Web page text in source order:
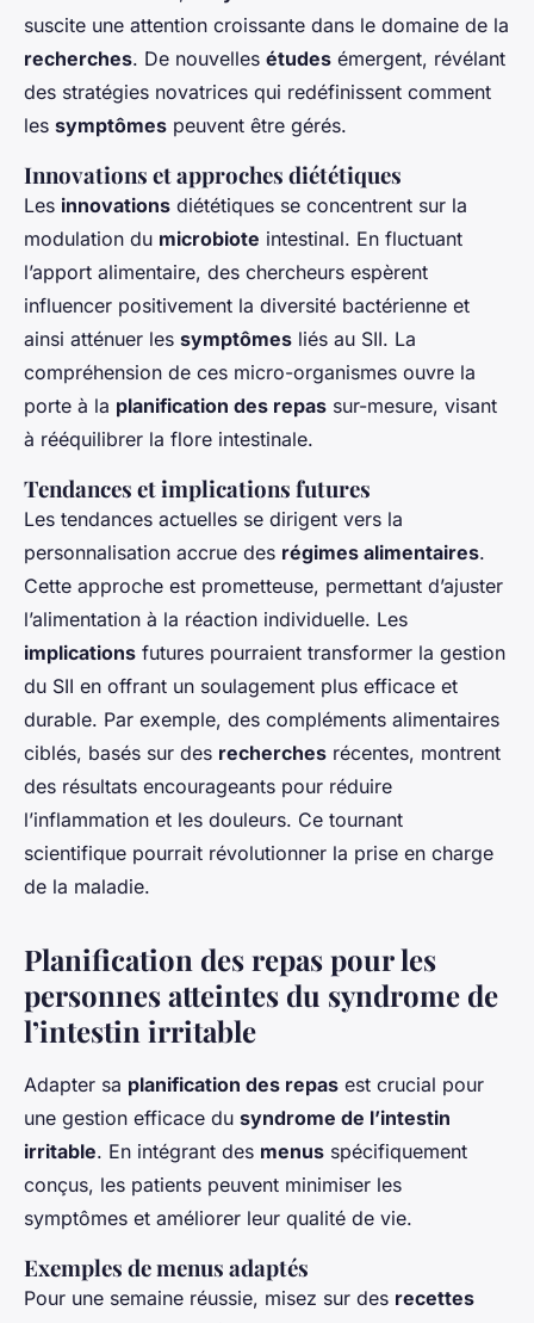
suscite une attention croissante dans le domaine de la
recherches. De nouvelles études émergent, révélant
des stratégies novatrices qui redéfinissent comment
les symptômes peuvent être gérés.
Innovations et approches diététiques
Les innovations diététiques se concentrent sur la
modulation du microbiote intestinal. En fluctuant
l’apport alimentaire, des chercheurs espèrent
influencer positivement la diversité bactérienne et
ainsi atténuer les symptômes liés au SII. La
compréhension de ces micro-organismes ouvre la
porte à la planification des repas sur-mesure, visant
à rééquilibrer la flore intestinale.
Tendances et implications futures
Les tendances actuelles se dirigent vers la
personnalisation accrue des régimes alimentaires.
Cette approche est prometteuse, permettant d’ajuster
l’alimentation à la réaction individuelle. Les
implications futures pourraient transformer la gestion
du SII en offrant un soulagement plus efficace et
durable. Par exemple, des compléments alimentaires
ciblés, basés sur des recherches récentes, montrent
des résultats encourageants pour réduire
l’inflammation et les douleurs. Ce tournant
scientifique pourrait révolutionner la prise en charge
de la maladie.
Planification des repas pour les
personnes atteintes du syndrome de
l’intestin irritable
Adapter sa planification des repas est crucial pour
une gestion efficace du syndrome de l’intestin
irritable. En intégrant des menus spécifiquement
conçus, les patients peuvent minimiser les
symptômes et améliorer leur qualité de vie.
Exemples de menus adaptés
Pour une semaine réussie, misez sur des recettes